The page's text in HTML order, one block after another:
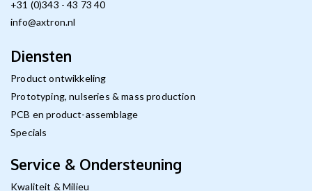
+31 (0)343 - 43 73 40
info@axtron.nl
Diensten
Product ontwikkeling
Prototyping, nulseries & mass production
PCB en product-assemblage
Specials
Service & Ondersteuning
Kwaliteit & Milieu